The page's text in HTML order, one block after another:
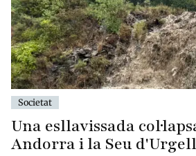
Societat
Una esllavissada
Andorra i la Seu d'Urgell